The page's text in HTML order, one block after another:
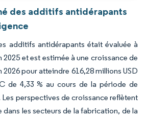
des additifs antidérapants
additifs antidérapants était évaluée à
2025 et est estimée à une croissance de
2026 pour atteindre 616,28 millions USD
de 4,33 % au cours de la période de
perspectives de croissance reflètent
les secteurs de la fabrication, de la